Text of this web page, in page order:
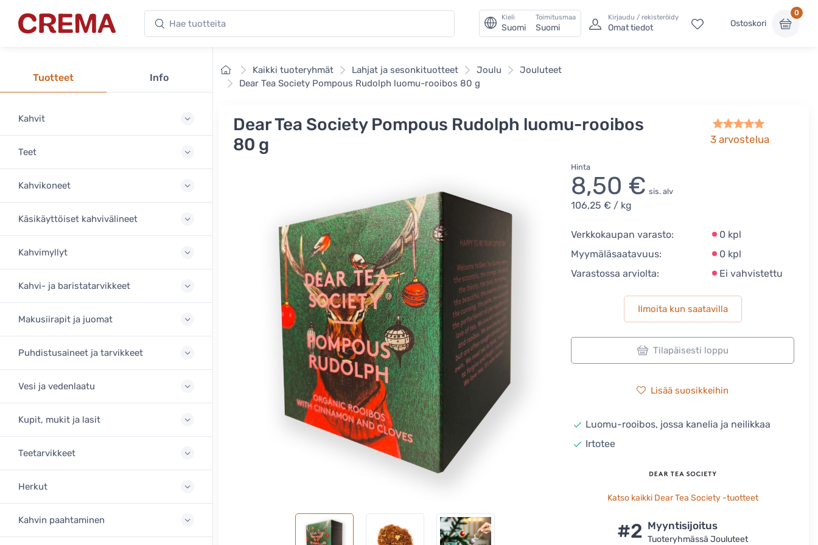
Crema Hae tuotteita Kieli
Suomi
Toimitusmaa
Suomi
Kirjaudu / rekisteröidy
Omat tiedot Ostoskori
0
Tuotteet Info
Kahvit
Teet
Kahvikoneet
Käsikäyttöiset kahvivälineet
Kahvimyllyt
Kahvi- ja baristatarvikkeet
Makusiirapit ja juomat
Puhdistusaineet ja tarvikkeet
Vesi ja vedenlaatu
Kupit, mukit ja lasit
Teetarvikkeet
Herkut
Kahvin paahtaminen
EtusivuKaikki tuoteryhmät Lahjat ja sesonkituotteet Joulu
Jouluteet
Dear Tea Society Pompous Rudolph luomu-rooibos 80 g
Dear Tea Society Pompous Rudolph luomu-rooibos
80 g
3 arvostelua
Hinta
8,50 € sis. alv
106,25 € / kg
Verkkokaupan varasto:
0 kpl
Myymäläsaatavuus:
0 kpl
Varastossa arviolta:
Ei vahvistettu
Ilmoita kun saatavilla
Tilapäisesti loppu
Lisää suosikkeihin
Luomu-rooibos, jossa kanelia ja neilikkaa
Irtotee
Katso kaikki Dear Tea Society -tuotteet
#2 Myyntisijoitus
Tuoteryhmässä Jouluteet